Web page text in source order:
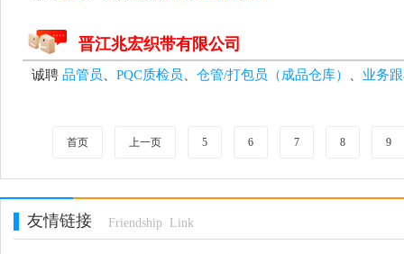
晋江兆宏织带有限公司
诚聘 品管员 PQC质检员 仓管/打包员（成品仓库） 业务
首页 上一页 5 6 7 8 9
友情链接 Friendship Link